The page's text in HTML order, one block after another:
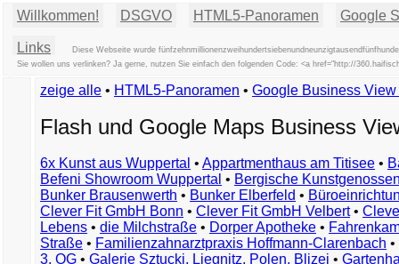
Willkommen! DSGVO HTML5-Panoramen Google
Links
Diese Webseite wurde
Sie wollen uns verlinken? Ja gerne, nutzen Sie einfach den folgenden Code: <a href="http://
zeige alle • HTML5-Panoramen • Google Business
Flash und Google Maps Business
6x Kunst aus Wuppertal • Appartmenthaus am Titisee •
Befeni Showroom Wuppertal • Bergische
Bunker Brausenwerth • Bunker Elberfeld •
Clever Fit GmbH Bonn • Clever Fit GmbH Velbert•
Lebens • die Milchstraße • Dorper Apotheke •
Straße • Familienzahnarztpraxis Hoffmann-Clarenbach •
3. OG • Galerie Sztucki, Liegnitz, Polen, Blizej •